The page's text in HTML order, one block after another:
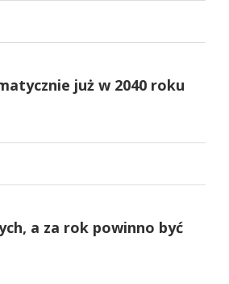
już w 2040 roku
a za rok powinno być